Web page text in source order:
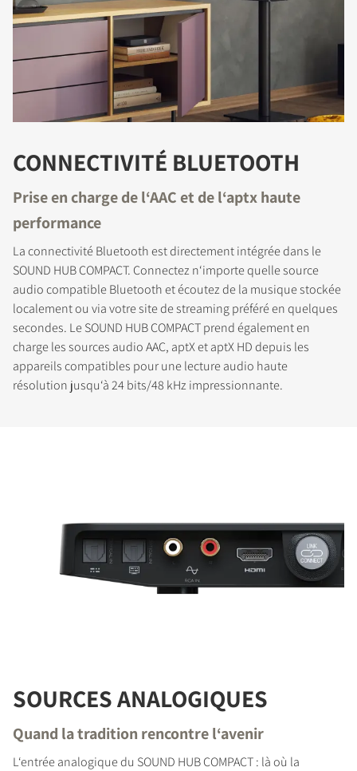
CONNECTIVITÉ BLUETOOTH
Prise en charge de l‘AAC et de l‘aptx haute
performance
La connectivité Bluetooth est directement intégrée dans le
SOUND HUB COMPACT. Connectez n‘importe quelle source
audio compatible Bluetooth et écoutez de la musique stockée
localement ou via votre site de streaming préféré en quelques
secondes. Le SOUND HUB COMPACT prend également en
charge les sources audio AAC, aptX et aptX HD depuis les
appareils compatibles pour une lecture audio haute
résolution jusqu‘à 24 bits/48 kHz impressionnante.
SOURCES ANALOGIQUES
Quand la tradition rencontre l‘avenir
L‘entrée analogique du SOUND HUB COMPACT : là où la